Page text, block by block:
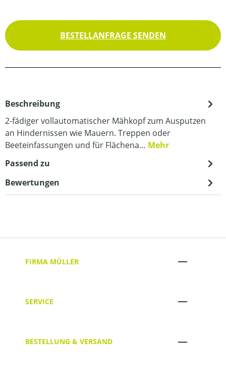
BESTELLANFRAGE SENDEN
Beschreibung
2-fädiger vollautomatischer Mähkopf zum Ausputzen
an Hindernissen wie Mauern. Treppen oder
Beeteinfassungen und für Flächena… Mehr
Passend zu
Bewertungen
FIRMA MÜLLER
SERVICE
BESTELLUNG & VERSAND